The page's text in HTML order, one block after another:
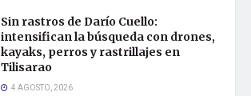
Sin rastros de Darío Cuello:
intensifican la búsqueda con drones,
kayaks, perros y rastrillajes en
Tilisarao
4 AGOSTO, 2026